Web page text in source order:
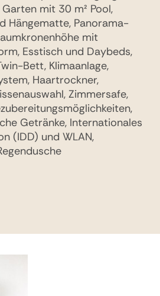
mit 30 m² Pool,
Hängematte, Panorama-
mit
Esstisch und Daybeds,
Bett, Klimaanlage,
Haartrockner,
Zimmersafe,
Getränke, Internationales
(IDD) und WLAN,
Hauptinsel entfernt mit
versenkte, gläserne
rivater 30 m² Pool,
Relax-Deck,
und Liegestühlen,
Esstisch mit Meerblick,
und Aussichtsplattform
oder Twin-Bett,
Kissenauswahl,
und